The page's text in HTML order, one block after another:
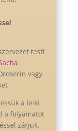
testi
vagy
a lelki
a folyamatot
zárjuk.